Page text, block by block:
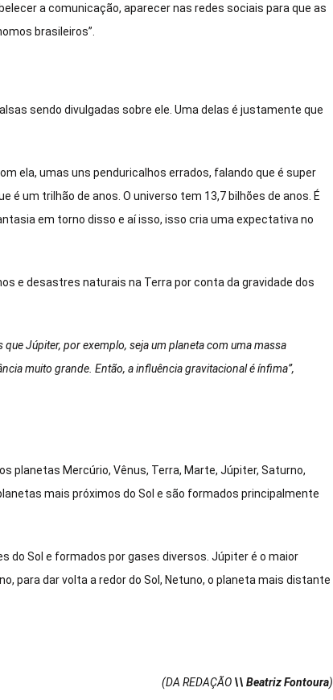
a comunicação, aparecer nas redes sociais para que as
brasileiros”.
sendo divulgadas sobre ele. Uma delas é justamente que
ela, umas uns penduricalhos errados, falando que é super
é um trilhão de anos. O universo tem 13,7 bilhões de anos. É
em torno disso e aí isso, isso cria uma expectativa no
e desastres naturais na Terra por conta da gravidade dos
Júpiter, por exemplo, seja um planeta com uma massa
muito grande. Então, a influência gravitacional é ínfima”,
planetas Mercúrio, Vênus, Terra, Marte, Júpiter, Saturno,
mais próximos do Sol e são formados principalmente
do Sol e formados por gases diversos. Júpiter é o maior
para dar volta a redor do Sol, Netuno, o planeta mais distante
(DA REDAÇÃO \\ Beatriz Fontoura)